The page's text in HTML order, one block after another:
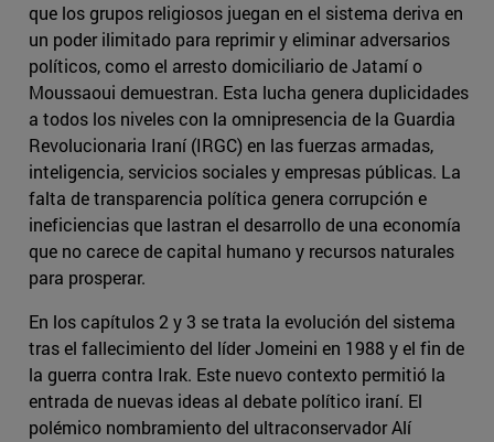
que los grupos religiosos juegan en el sistema deriva en
un poder ilimitado para reprimir y eliminar adversarios
políticos, como el arresto domiciliario de Jatamí o
Moussaoui demuestran. Esta lucha genera duplicidades
a todos los niveles con la omnipresencia de la Guardia
Revolucionaria Iraní (IRGC) en las fuerzas armadas,
inteligencia, servicios sociales y empresas públicas. La
falta de transparencia política genera corrupción e
ineficiencias que lastran el desarrollo de una economía
que no carece de capital humano y recursos naturales
para prosperar.
En los capítulos 2 y 3 se trata la evolución del sistema
tras el fallecimiento del líder Jomeini en 1988 y el fin de
la guerra contra Irak. Este nuevo contexto permitió la
entrada de nuevas ideas al debate político iraní. El
polémico nombramiento del ultraconservador Alí